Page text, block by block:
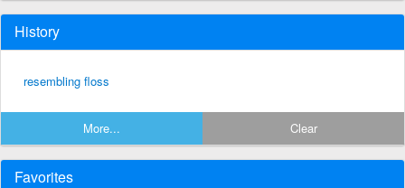
History
resembling floss
More... Clear
Favorites